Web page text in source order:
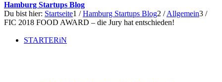
STARTERiN
Hamburg Startups Blog
Du bist hier: Startseite1 / Hamburg Startups Blog2 / Allgemein3 /
FIC 2018 FOOD AWARD – die Jury hat entschieden!